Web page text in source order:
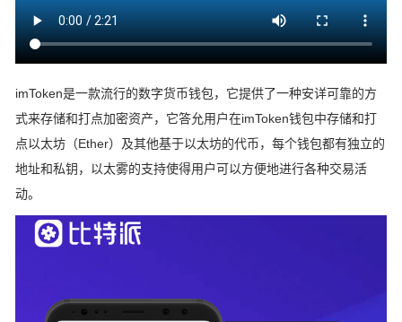
imToken是一款流行的数字货币钱包，它提供了一种安详可靠的方
式来存储和打点加密资产，它答允用户在imToken钱包中存储和打
点以太坊（Ether）及其他基于以太坊的代币，每个钱包都有独立的
地址和私钥，以太雾的支持使得用户可以方便地进行各种交易活
动。